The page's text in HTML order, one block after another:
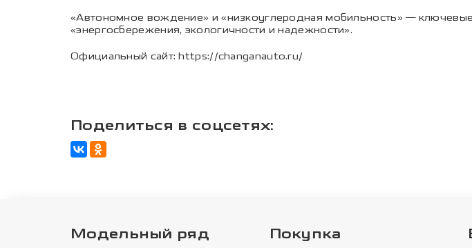
«Автономное вождение» и «низкоуглеродная мобильность» —
«энергосбережения, экологичности и надежности».
Официальный сайт: https://changanauto.ru/
Поделиться в соцсетях:
Модельный ряд Покупка